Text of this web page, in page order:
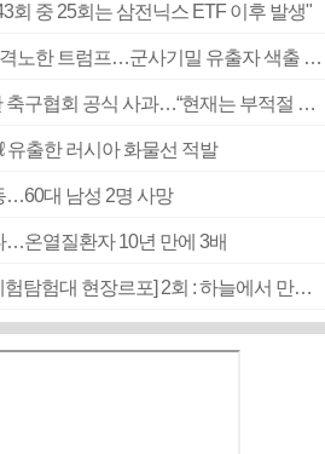
회 중 25회는 삼전닉스 ETF 이후 발생"
‘탄약 부족 사태’ 보도에 격노한 트럼프…군사기밀 유출자 색출 지시
[속보] ‘심판 성접대’ 논란 축구협회 공식 사과…“현재는 부적절 행위 없어”
유출한 러시아 화물선 적발
…60대 남성 2명 사망
…온열질환자 10년 만에 3배
[2026 부산청소년극지체험탐험대 현장르포] 2회 : 하늘에서 만난 얼음의 나라